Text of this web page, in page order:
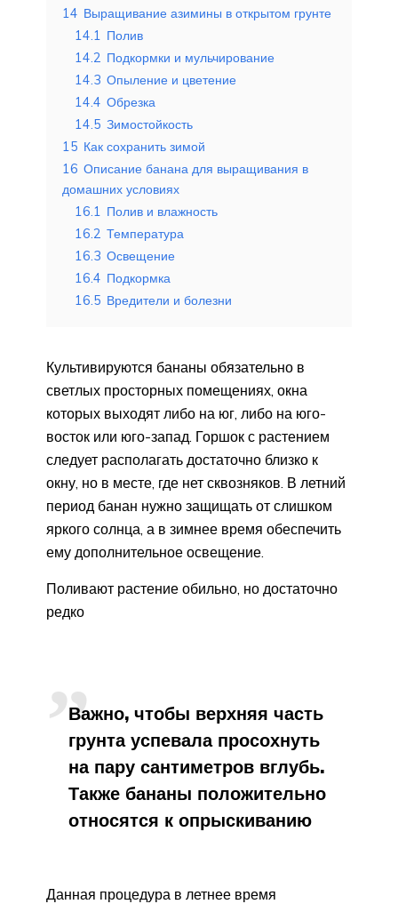
14 Выращивание азимины в открытом грунте
14.1 Полив
14.2 Подкормки и мульчирование
14.3 Опыление и цветение
14.4 Обрезка
14.5 Зимостойкость
15 Как сохранить зимой
16 Описание банана для выращивания в
домашних условиях
16.1 Полив и влажность
16.2 Температура
16.3 Освещение
16.4 Подкормка
16.5 Вредители и болезни
Культивируются бананы обязательно в
светлых просторных помещениях, окна
которых выходят либо на юг, либо на юго-
восток или юго-запад. Горшок с растением
следует располагать достаточно близко к
окну, но в месте, где нет сквозняков. В летний
период банан нужно защищать от слишком
яркого солнца, а в зимнее время обеспечить
ему дополнительное освещение.
Поливают растение обильно, но достаточно
редко
Важно, чтобы верхняя часть
грунта успевала просохнуть
на пару сантиметров вглубь.
Также бананы положительно
относятся к опрыскиванию
Данная процедура в летнее время